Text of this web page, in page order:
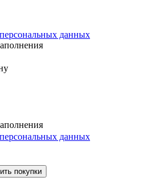
данных
данных
покупки